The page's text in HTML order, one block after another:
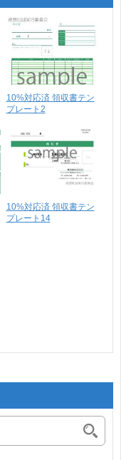
10%対応済 領収書テン
プレート2
10%対応済 領収書テン
プレート14